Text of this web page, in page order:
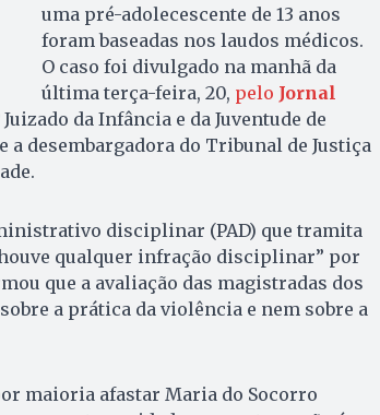
uma pré-adolecescente de 13 anos
foram baseadas nos laudos médicos.
O caso foi divulgado na manhã da
última terça-feira, 20, pelo Jornal
da Infância e da Juventude de
a desembargadora do Tribunal de Justiça
disciplinar (PAD) que tramita
qualquer infração disciplinar” por
que a avaliação das magistradas dos
a prática da violência e nem sobre a
maioria afastar Maria do Socorro